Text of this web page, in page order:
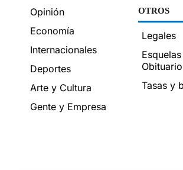
Opinión
Economía
Internacionales
Deportes
Arte y Cultura
Gente y Empresa
OTROS
Legales
Tasas y